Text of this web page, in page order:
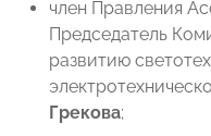
член Правления
Председатель
развитию
Грекова;